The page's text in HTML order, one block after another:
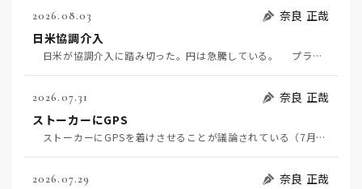
2026.08.03
奈良 正哉
日米協調介入
日米が協調介入に踏み切った。円は急騰している。 プラザ合意以降、協調介入は為替相場の転機になって…
2026.07.31
奈良 正哉
ストーカーにGPS
ストーカーにGPSを着けさせることが議論されている（7月29日日経）。反対派は「ストーカーにも人権…
2026.07.29
奈良 正哉